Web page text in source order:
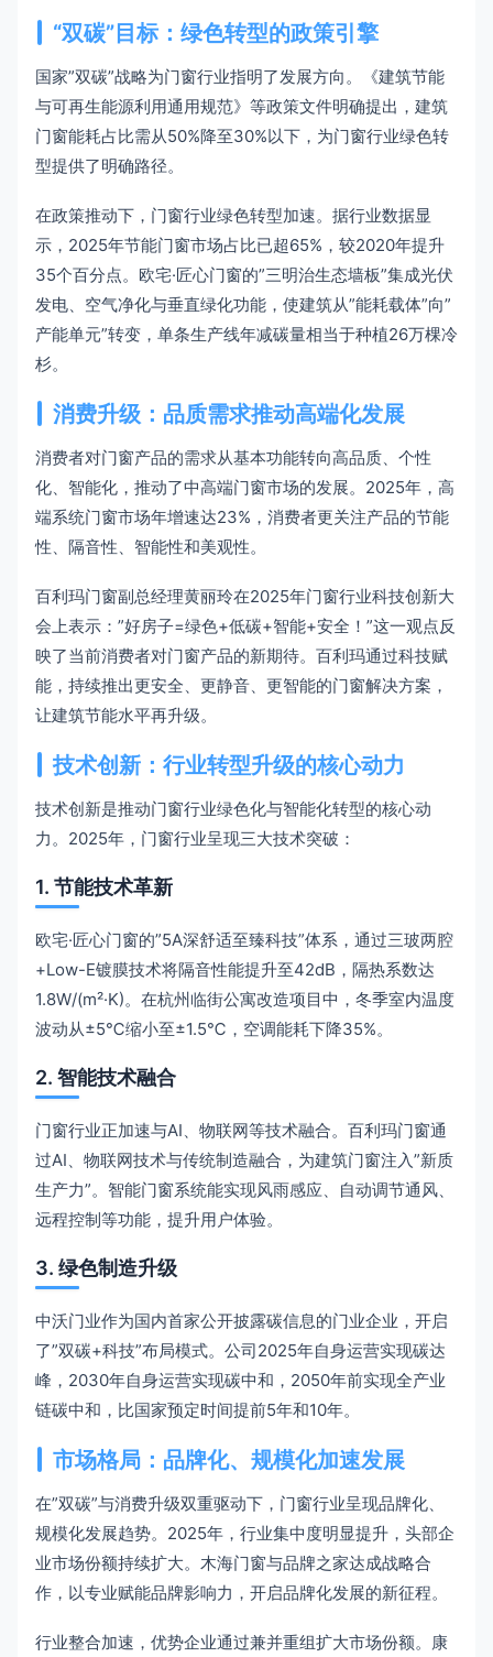
“双碳”目标：绿色转型的政策引擎
国家”双碳”战略为门窗行业指明了发展方向。《建筑节能
与可再生能源利用通用规范》等政策文件明确提出，建筑
门窗能耗占比需从50%降至30%以下，为门窗行业绿色转
型提供了明确路径。
在政策推动下，门窗行业绿色转型加速。据行业数据显
示，2025年节能门窗市场占比已超65%，较2020年提升
35个百分点。欧宅·匠心门窗的”三明治生态墙板”集成光伏
发电、空气净化与垂直绿化功能，使建筑从”能耗载体”向”
产能单元”转变，单条生产线年减碳量相当于种植26万棵冷
杉。
消费升级：品质需求推动高端化发展
消费者对门窗产品的需求从基本功能转向高品质、个性
化、智能化，推动了中高端门窗市场的发展。2025年，高
端系统门窗市场年增速达23%，消费者更关注产品的节能
性、隔音性、智能性和美观性。
百利玛门窗副总经理黄丽玲在2025年门窗行业科技创新大
会上表示：”好房子=绿色+低碳+智能+安全！”这一观点反
映了当前消费者对门窗产品的新期待。百利玛通过科技赋
能，持续推出更安全、更静音、更智能的门窗解决方案，
让建筑节能水平再升级。
技术创新：行业转型升级的核心动力
技术创新是推动门窗行业绿色化与智能化转型的核心动
力。2025年，门窗行业呈现三大技术突破：
1. 节能技术革新
欧宅·匠心门窗的”5A深舒适至臻科技”体系，通过三玻两腔
+Low-E镀膜技术将隔音性能提升至42dB，隔热系数达
1.8W/(m²·K)。在杭州临街公寓改造项目中，冬季室内温度
波动从±5℃缩小至±1.5℃，空调能耗下降35%。
2. 智能技术融合
门窗行业正加速与AI、物联网等技术融合。百利玛门窗通
过AI、物联网技术与传统制造融合，为建筑门窗注入”新质
生产力”。智能门窗系统能实现风雨感应、自动调节通风、
远程控制等功能，提升用户体验。
3. 绿色制造升级
中沃门业作为国内首家公开披露碳信息的门业企业，开启
了”双碳+科技”布局模式。公司2025年自身运营实现碳达
峰，2030年自身运营实现碳中和，2050年前实现全产业
链碳中和，比国家预定时间提前5年和10年。
市场格局：品牌化、规模化加速发展
在”双碳”与消费升级双重驱动下，门窗行业呈现品牌化、
规模化发展趋势。2025年，行业集中度明显提升，头部企
业市场份额持续扩大。木海门窗与品牌之家达成战略合
作，以专业赋能品牌影响力，开启品牌化发展的新征程。
行业整合加速，优势企业通过兼并重组扩大市场份额。康